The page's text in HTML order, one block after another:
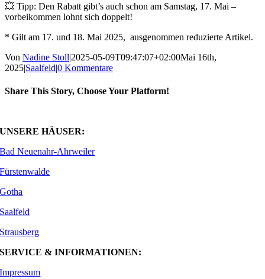
💥 Tipp: Den Rabatt gibt’s auch schon am Samstag, 17. Mai –
vorbeikommen lohnt sich doppelt!
* Gilt am 17. und 18. Mai 2025, ausgenommen reduzierte Artikel.
Von Nadine Stoll|2025-05-09T09:47:07+02:00Mai 16th,
2025|Saalfeld|0 Kommentare
Share This Story, Choose Your Platform!
UNSERE HÄUSER:
Bad Neuenahr-Ahrweiler
Fürstenwalde
Gotha
Saalfeld
Strausberg
SERVICE & INFORMATIONEN:
Impressum